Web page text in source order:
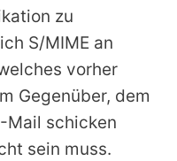
zu
S/MIME an
vorher
Gegenüber, dem
Mail schicken
sein muss.